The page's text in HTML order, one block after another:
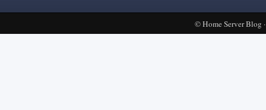
©Home Server Blog